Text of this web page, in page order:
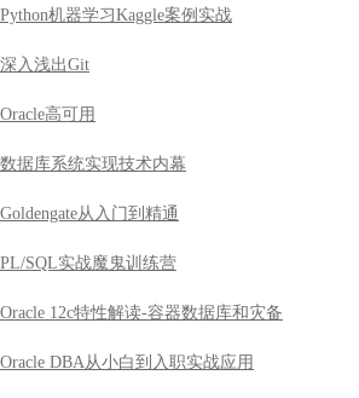
Python机器学习Kaggle案例实战
深入浅出Git
高可用
数据库系统实现技术内幕
从入门到精通
PL/SQL实战魔鬼训练营
Oracle 12c特性解读-容器数据库和灾备
Oracle DBA从小白到入职实战应用